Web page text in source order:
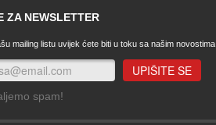
ZA NEWSLETTER
mailing listu uvijek ćete biti u toku sa našim novostima.
spam!